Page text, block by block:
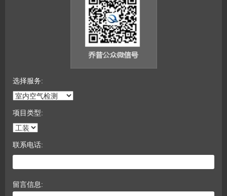
选择服务:
项目类型:
联系电话:
留言信息: